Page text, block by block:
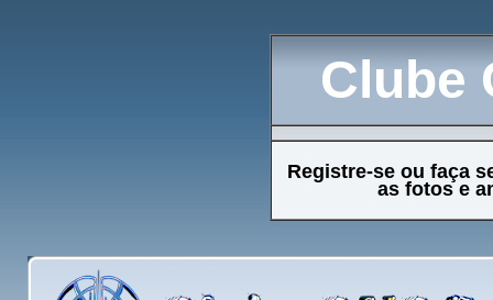
Clube
Registre-se ou faça
as fotos e